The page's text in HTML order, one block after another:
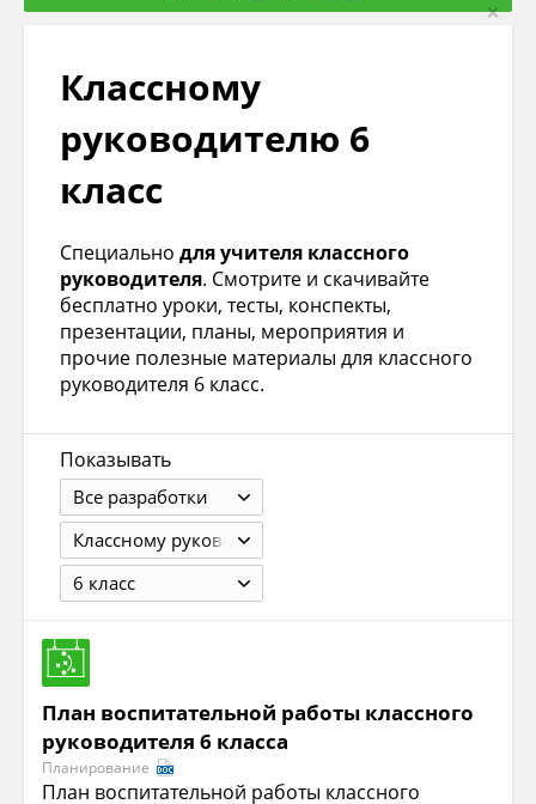
×
Классному
руководителю 6
класс
Специально для учителя классного
руководителя. Смотрите и скачивайте
бесплатно уроки, тесты, конспекты,
презентации, планы, мероприятия и
прочие полезные материалы для классного
руководителя 6 класс.
Показывать
Все разработки
Классному руководителю
6 класс
План воспитательной работы классного
руководителя 6 класса
Планирование
План воспитательной работы классного